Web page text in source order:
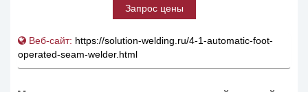
Запрос цены
Веб-сайт: https://solution-welding.ru/4-1-automatic-foot-
operated-seam-welder.html